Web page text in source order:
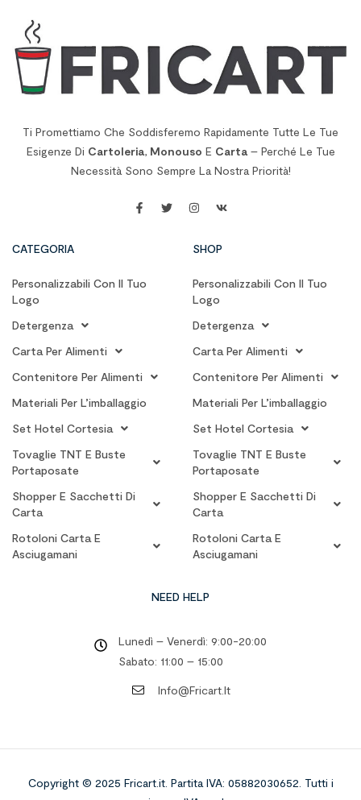
Ti Promettiamo Che Soddisferemo Rapidamente Tutte Le Tue
Esigenze Di Cartoleria, Monouso E Carta– Perché Le Tue
Necessità Sono Sempre La Nostra Priorità!
CATEGORIA
Personalizzabili Con Il Tuo
Logo
Detergenza
Carta Per Alimenti
Contenitore Per Alimenti
Materiali Per L’imballaggio
Set Hotel Cortesia
Tovaglie TNT E Buste
Portaposate
Shopper E Sacchetti Di
Carta
Rotoloni Carta E
Asciugamani
SHOP
Personalizzabili Con Il Tuo
Logo
Detergenza
Carta Per Alimenti
Contenitore Per Alimenti
Materiali Per L’imballaggio
Set Hotel Cortesia
Tovaglie TNT E Buste
Portaposate
Shopper E Sacchetti Di
Carta
Rotoloni Carta E
Asciugamani
NEED HELP
Lunedì – Venerdì: 9:00-20:00
Sabato: 11:00 – 15:00
Info@fricart.it
Copyright © 2025 Fricart.it. Partita IVA: 05882030652. Tutti i